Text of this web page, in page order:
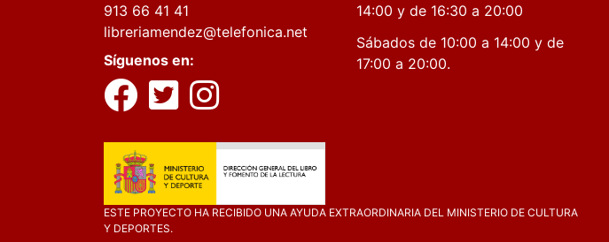
913 66 41 41
libreriamendez@telefonica.net
Síguenos en:
14:00 y de 16:30 a 20:00
Sábados de 10:00 a 14:00 y de
17:00 a 20:00.
ESTE PROYECTO HA RECIBIDO UNA AYUDA EXTRAORDINARIA DEL MINISTERIO DE CULTURA
Y DEPORTES.